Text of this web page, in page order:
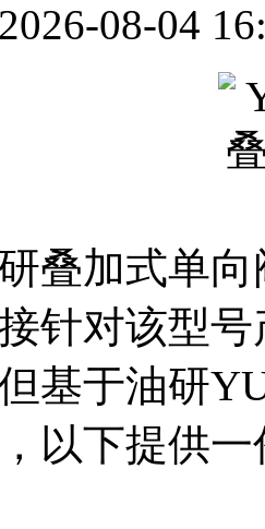
08-04
叠加式单向
针对该型
基于油研
以下提供